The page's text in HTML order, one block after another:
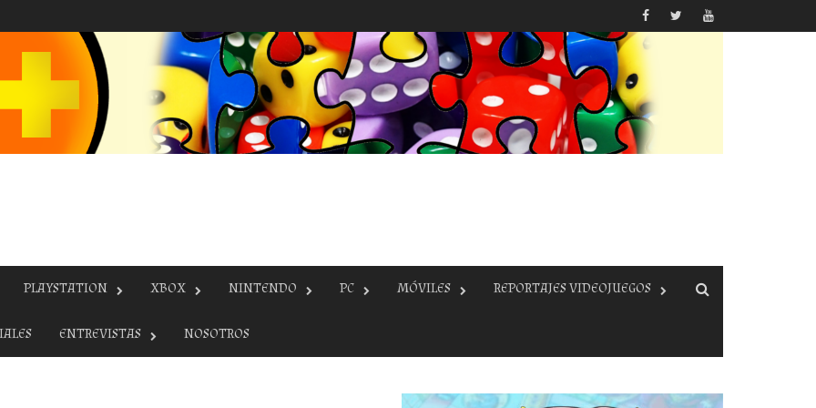
PLAYSTATION XBOX NINTENDO PC MÓVILES REPORTAJES VIDEOJUEGOS
ENTREVISTAS NOSOTROS